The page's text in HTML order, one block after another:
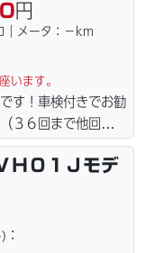
円
｜メータ：－km
います。
す！車検付きでお勧
３６回まで他回数
ます。☆盗難保険加
配達致します！！
ーン・カード各種取
け下さい。仕様変更
０１Ｊモデ
：